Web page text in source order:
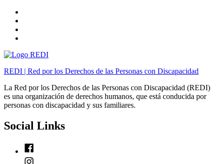
sidebar
REDI | Red por los Derechos de las Personas con Discapacidad
La Red por los Derechos de las Personas con Discapacidad (REDI)
es una organización de derechos humanos, que está conducida por
personas con discapacidad y sus familiares.
Social Links
Facebook
Instagram